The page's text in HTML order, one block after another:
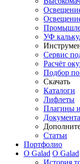
УФ
Сервис
Расчёт
Подбор
Скачать
Каталоги
Лифлеты
Плагины
Статьи
Портфолио
О Galad О Galad
История